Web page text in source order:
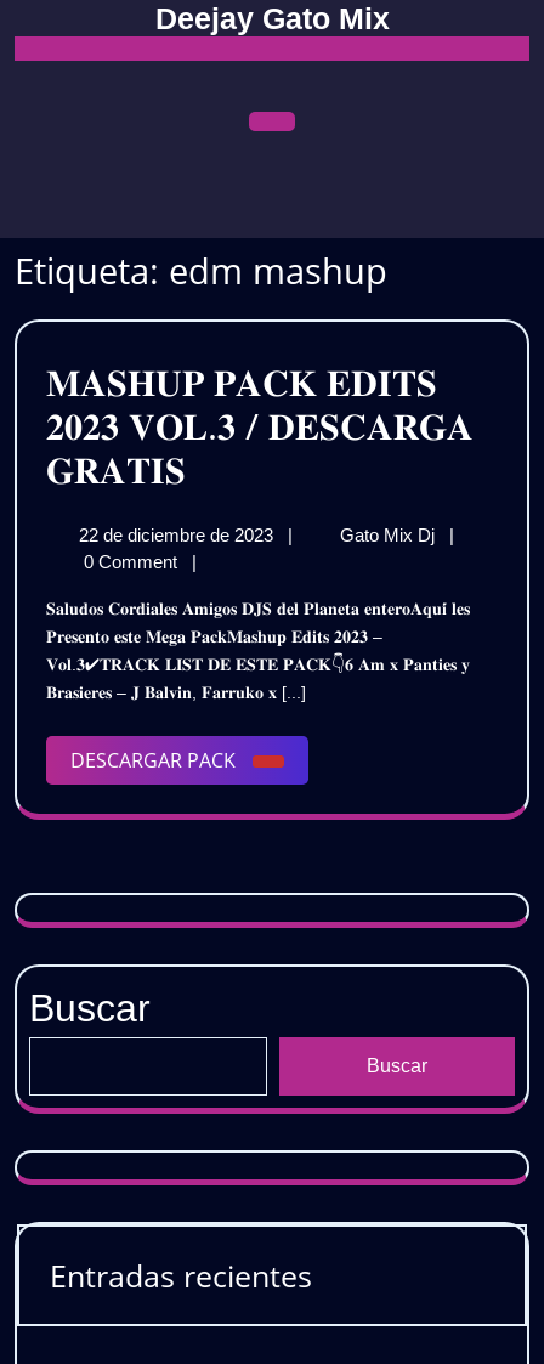
content
Deejay Gato Mix
Etiqueta: edm mashup
𝐌𝐀𝐒𝐇𝐔𝐏 𝐏𝐀𝐂𝐊 𝐄𝐃𝐈𝐓𝐒
𝟐𝟎𝟐𝟑 𝐕𝐎𝐋.𝟑 / 𝐃𝐄𝐒𝐂𝐀𝐑𝐆𝐀
𝐆𝐑𝐀𝐓𝐈𝐒
𝐄𝐃𝐈𝐓𝐒
𝟐𝟎𝟐𝟑
𝐕𝐎𝐋.𝟑
/
𝐃𝐄𝐒𝐂𝐀𝐑𝐆𝐀
𝐆𝐑𝐀𝐓𝐈𝐒
22 de diciembre de 2023
22
de
2023
| Gato Mix Dj
𝐌𝐀𝐒𝐇𝐔𝐏
𝟐𝟎𝟐𝟑
/
|
0 Comment
|
𝐒𝐚𝐥𝐮𝐝𝐨𝐬 𝐂𝐨𝐫𝐝𝐢𝐚𝐥𝐞𝐬 𝐀𝐦𝐢𝐠𝐨𝐬 𝐃𝐉𝐒 𝐝𝐞𝐥 𝐏𝐥𝐚𝐧𝐞𝐭𝐚 𝐞𝐧𝐭𝐞𝐫𝐨𝐀𝐪𝐮𝐢́ 𝐥𝐞𝐬
𝐏𝐫𝐞𝐬𝐞𝐧𝐭𝐨 𝐞𝐬𝐭𝐞 𝐌𝐞𝐠𝐚 𝐏𝐚𝐜𝐤𝐌𝐚𝐬𝐡𝐮𝐩 𝐄𝐝𝐢𝐭𝐬 𝟐𝟎𝟐𝟑 –
𝐕𝐨𝐥.𝟑✔𝐓𝐑𝐀𝐂𝐊 𝐋𝐈𝐒𝐓 𝐃𝐄 𝐄𝐒𝐓𝐄 𝐏𝐀𝐂𝐊👇𝟔 𝐀𝐦 𝐱 𝐏𝐚𝐧𝐭𝐢𝐞𝐬 𝐲
𝐁𝐫𝐚𝐬𝐢𝐞𝐫𝐞𝐬 – 𝐉 𝐁𝐚𝐥𝐯𝐢𝐧, 𝐅𝐚𝐫𝐫𝐮𝐤𝐨 𝐱 [...]
DESCARGAR PACK
DESCARGAR
PACK
Buscar
Buscar
Entradas recientes